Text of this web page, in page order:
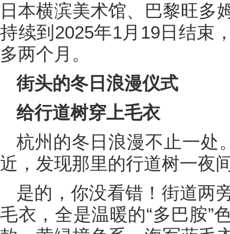
日本横滨美术馆、巴黎旺多
持续到2025年1月19日结束
多两个月。
街头的冬日浪漫仪式
给行道树穿上毛衣
杭州的冬日浪漫不止一处
近，发现那里的行道树一夜
是的，你没看错！街道两
毛衣，全是温暖的“多巴胺”